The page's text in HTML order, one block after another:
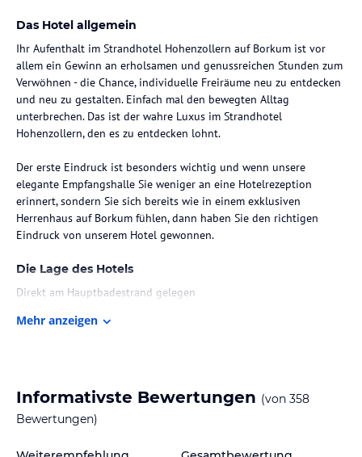
Das Hotel allgemein
Ihr Aufenthalt im Strandhotel Hohenzollern auf Borkum ist vor
allem ein Gewinn an erholsamen und genussreichen Stunden zum
Verwöhnen - die Chance, individuelle Freiräume neu zu entdecken
und neu zu gestalten. Einfach mal den bewegten Alltag
unterbrechen. Das ist der wahre Luxus im Strandhotel
Hohenzollern, den es zu entdecken lohnt.
Der erste Eindruck ist besonders wichtig und wenn unsere
elegante Empfangshalle Sie weniger an eine Hotelrezeption
erinnert, sondern Sie sich bereits wie in einem exklusiven
Herrenhaus auf Borkum fühlen, dann haben Sie den richtigen
Die Lage des Hotels
Direkt am Hauptbadestrand gelegen
Wenige Gehminuten vom Stadtzentrum entfernt
gehobenem Anspruch. Entsprechend vielfältig ist das Ambiente
und die Gestaltung der verschiedenen Zimmerkategorien.
teilweise mit direktem Seeblick oder Balkon zur Landseite, finden
Mehr anzeigen
Informativste Bewertungen (von 358
Bewertungen)